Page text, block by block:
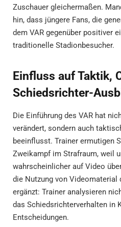
Zuschauer gleichermaßen.
hin, dass jüngere Fans, die
dem VAR gegenüber positiver
traditionelle Stadionbesucher.
Einfluss auf Taktik,
Schiedsrichter-
Die Einführung des VAR hat
verändert, sondern auch
beeinflusst. Trainer ermutigen
Zweikampf im Strafraum, weil
wahrscheinlicher auf Video
die Nutzung von Videomaterial
ergänzt: Trainer analysieren
das Schiedsrichterverhalten in
Entscheidungen.